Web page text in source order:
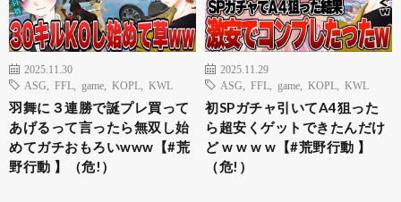
2025.11.30
ASG
FFL game KOPL KWL
羽舞に３連勝で誕プレ買って
あげるって言ったら無双し始
めてガチおもろいwww【#荒
野行動 】（危!）
2025.11.29
ASG
FFL game KOPL KWL
初SPガチャ引いてA4狙った
ら超安くゲットできたんだけ
ど w w w w【#荒野行動 】
（危!）